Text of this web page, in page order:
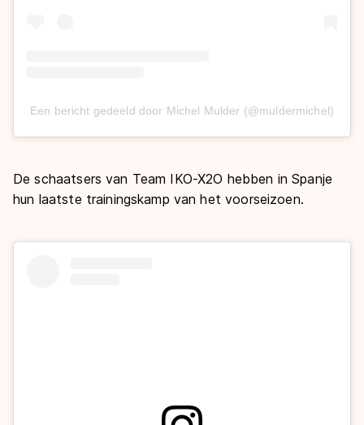
Een bericht gedeeld door Michel Mulder (@muldermichel)
De schaatsers van Team IKO-X2O hebben in Spanje
hun laatste trainingskamp van het voorseizoen.